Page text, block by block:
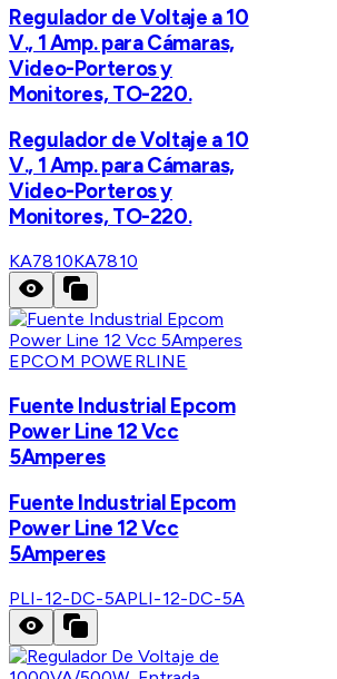
Regulador de Voltaje a 10
V., 1 Amp. para Cámaras,
Video-Porteros y
Monitores, TO-220.
Regulador de Voltaje a 10
V., 1 Amp. para Cámaras,
Video-Porteros y
Monitores, TO-220.
KA7810KA7810
EPCOM POWERLINE
Fuente Industrial Epcom
Power Line 12 Vcc
5Amperes
Fuente Industrial Epcom
Power Line 12 Vcc
5Amperes
PLI-12-DC-5APLI-12-DC-5A